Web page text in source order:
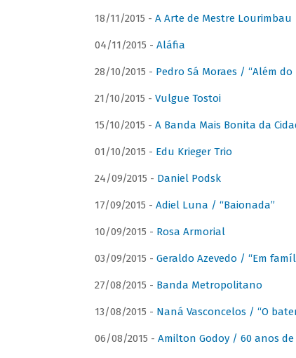
18/11/2015 - A Arte de Mestre Lourimbau
04/11/2015 - Aláfia
28/10/2015 - Pedro Sá Moraes / “Além
21/10/2015 - Vulgue Tostoi
15/10/2015 - A Banda Mais Bonita da
01/10/2015 - Edu Krieger Trio
24/09/2015 - Daniel Podsk
17/09/2015 - Adiel Luna / “Baionada”
10/09/2015 - Rosa Armorial
03/09/2015 - Geraldo Azevedo / “Em
27/08/2015 - Banda Metropolitano
13/08/2015 - Naná Vasconcelos / “O
06/08/2015 - Amilton Godoy / 60 anos de